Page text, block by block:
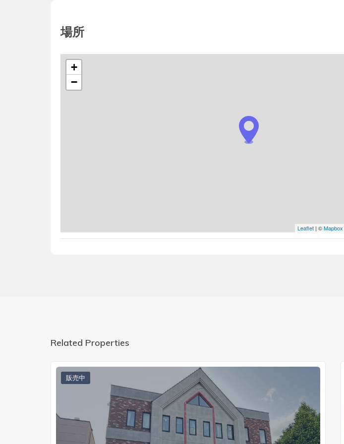
場所
+
−
Leaflet| ©Mapbox
Related Properties
販売中